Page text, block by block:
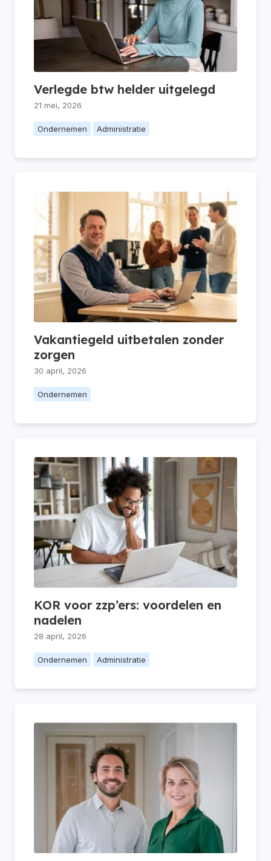
Verlegde btw helder uitgelegd
21 mei, 2026
Ondernemen Administratie
Vakantiegeld uitbetalen zonder
zorgen
30 april, 2026
Ondernemen
KOR voor zzp’ers: voordelen en
nadelen
28 april, 2026
Ondernemen Administratie